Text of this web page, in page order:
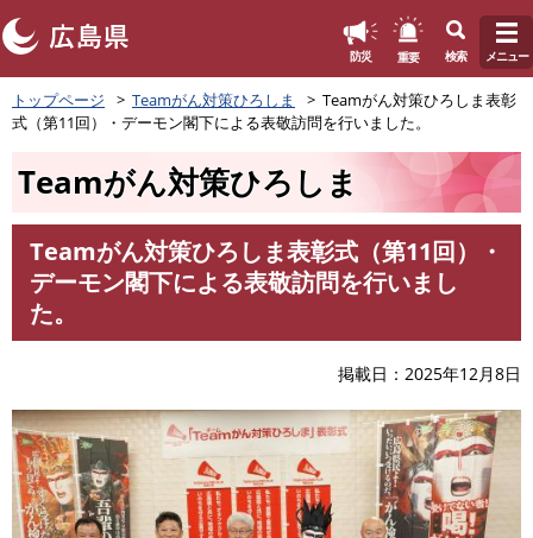
ペ
ー
ジ
防災 重要 検索 メニュー
トップページ Teamがん対策ひろしま
Teamがん対策ひろしま表彰
式（第11回）・デーモン閣下による表敬訪問を行いました。
Teamがん対策ひろしま
Teamがん対策ひろしま表彰式（第11回）・
デーモン閣下による表敬訪問を行いまし
た。
掲載日 2025年12月8日